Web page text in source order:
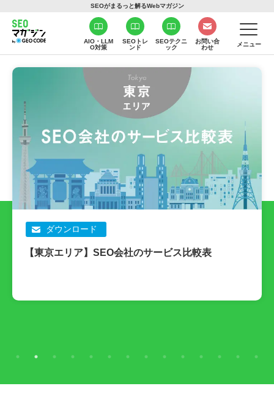
SEOがまるっと解るWebマガジン
AIO・LLM
O対策
SEOトレ
ンド
SEOテクニ
ック
お問い合
わせ
メニュー
ダウンロード
【東京エリア】SEO会社のサービス比較表